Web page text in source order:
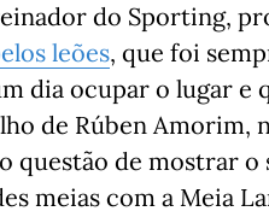
do Sporting,
leões, que foi
dia ocupar o lugar
de Rúben Amorim,
questão de mostrar
meias com a Meia